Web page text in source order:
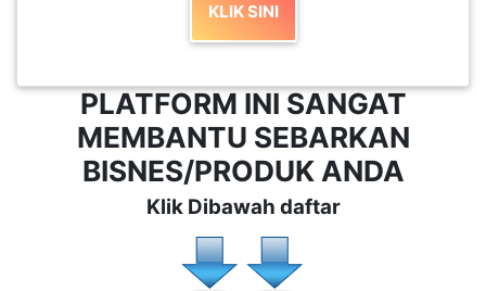
KLIK SINI
PLATFORM INI SANGAT
MEMBANTU SEBARKAN
BISNES/PRODUK ANDA
Klik Dibawah daftar